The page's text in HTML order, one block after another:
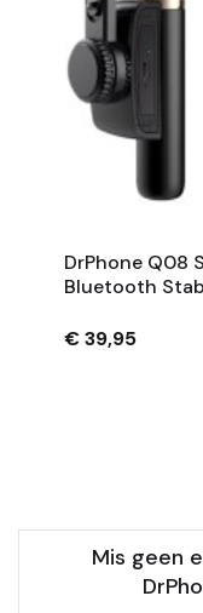
DrPhone Q08
Bluetooth
€ 39,95
Mis geen